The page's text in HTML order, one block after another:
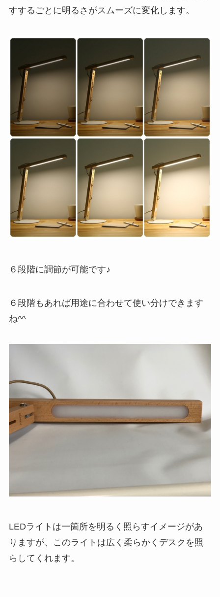
すするごとに明るさがスムーズに変化します。
６段階に調節が可能です♪
６段階もあれば用途に合わせて使い分けできます
ね^^
LEDライトは一箇所を明るく照らすイメージがあ
りますが、このライトは広く柔らかくデスクを照
らしてくれます。